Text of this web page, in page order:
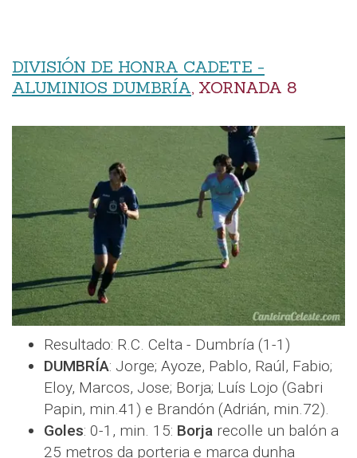
DIVISIÓN DE HONRA CADETE -
ALUMINIOS DUMBRÍA, XORNADA 8
Resultado: R.C. Celta - Dumbría (1-1)
DUMBRÍA: Jorge; Ayoze, Pablo, Raúl, Fabio;
Eloy, Marcos, Jose; Borja; Luís Lojo (Gabri
Papin, min.41) e Brandón (Adrián, min.72).
Goles: 0-1, min. 15: Borja recolle un balón a
25 metros da porteria e marca dunha